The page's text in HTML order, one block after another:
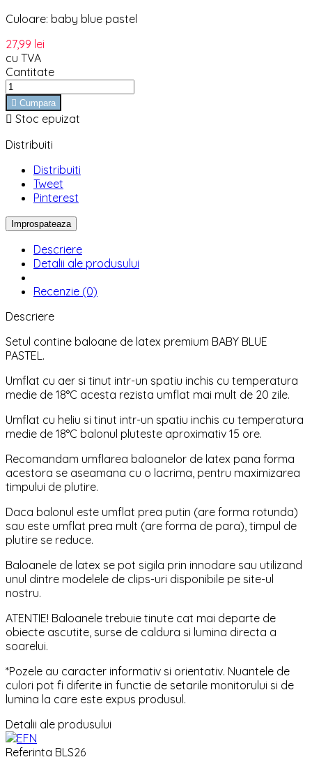
Culoare: baby blue pastel
27,99 lei
cu TVA
Cantitate
 Cumpara
 Stoc epuizat
Distribuiti
Distribuiti
Tweet
Pinterest
Descriere
Detalii ale produsului
Recenzie (0)
Descriere
Setul contine baloane de latex premium BABY BLUE
PASTEL.
Umflat cu aer si tinut intr-un spatiu inchis cu temperatura
medie de 18°C acesta rezista umflat mai mult de 20 zile.
Umflat cu heliu si tinut intr-un spatiu inchis cu temperatura
medie de 18°C balonul pluteste aproximativ 15 ore.
Recomandam umflarea baloanelor de latex pana forma
acestora se aseamana cu o lacrima, pentru maximizarea
timpului de plutire.
Daca balonul este umflat prea putin (are forma rotunda)
sau este umflat prea mult (are forma de para), timpul de
plutire se reduce.
Baloanele de latex se pot sigila prin innodare sau utilizand
unul dintre modelele de clips-uri disponibile pe site-ul
nostru.
ATENTIE! Baloanele trebuie tinute cat mai departe de
obiecte ascutite, surse de caldura si lumina directa a
soarelui.
*Pozele au caracter informativ si orientativ. Nuantele de
culori pot fi diferite in functie de setarile monitorului si de
lumina la care este expus produsul.
Detalii ale produsului
Referinta BLS26